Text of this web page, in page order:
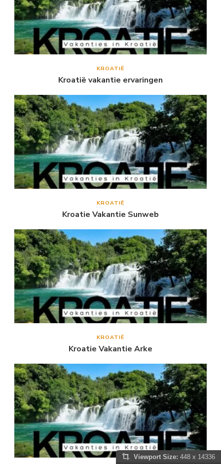
KROATIË
Kroatië vakantie ervaringen
KROATIË
Kroatie Vakantie Sunweb
KROATIË
Kroatie Vakantie Arke
Viewport Size: 448 x 14336